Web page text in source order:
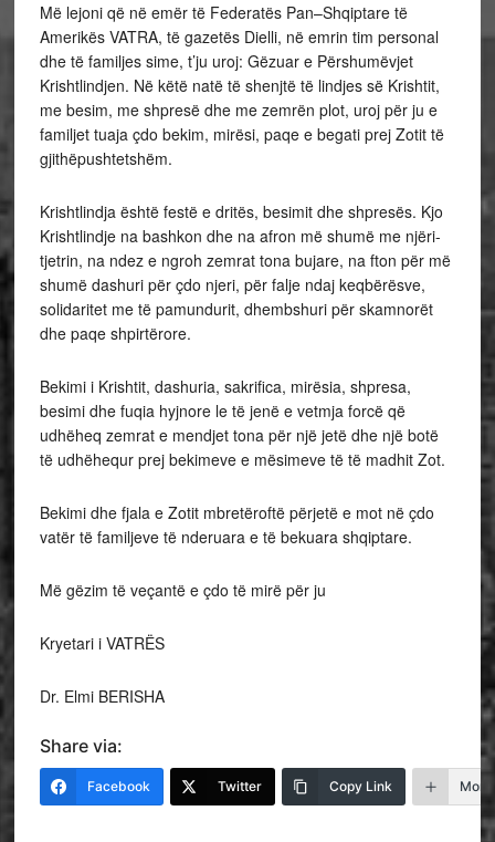
Më lejoni që në emër të Federatës Pan–Shqiptare të
Amerikës VATRA, të gazetës Dielli, në emrin tim personal
dhe të familjes sime, t’ju uroj: Gëzuar e Përshumëvjet
Krishtlindjen. Në këtë natë të shenjtë të lindjes së Krishtit,
me besim, me shpresë dhe me zemrën plot, uroj për ju e
familjet tuaja çdo bekim, mirësi, paqe e begati prej Zotit të
gjithëpushtetshëm.
Krishtlindja është festë e dritës, besimit dhe shpresës. Kjo
Krishtlindje na bashkon dhe na afron më shumë me njëri-
tjetrin, na ndez e ngroh zemrat tona bujare, na fton për më
shumë dashuri për çdo njeri, për falje ndaj keqbërësve,
solidaritet me të pamundurit, dhembshuri për skamnorët
dhe paqe shpirtërore.
Bekimi i Krishtit, dashuria, sakrifica, mirësia, shpresa,
besimi dhe fuqia hyjnore le të jenë e vetmja forcë që
udhëheq zemrat e mendjet tona për një jetë dhe një botë
të udhëhequr prej bekimeve e mësimeve të të madhit Zot.
Bekimi dhe fjala e Zotit mbretëroftë përjetë e mot në çdo
vatër të familjeve të nderuara e të bekuara shqiptare.
Më gëzim të veçantë e çdo të mirë për ju
Kryetari i VATRËS
Dr. Elmi BERISHA
Share via:
Facebook Twitter Copy Link More